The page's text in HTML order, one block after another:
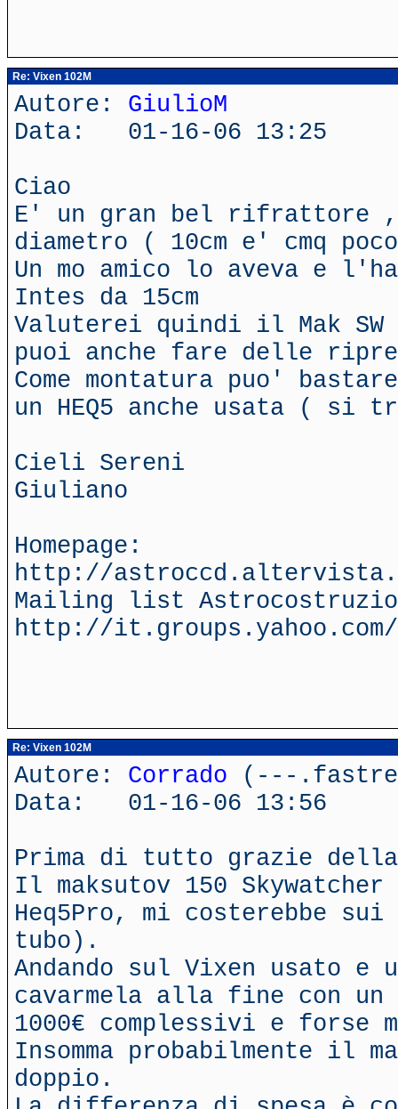
Re: Vixen 102M
Autore: GiulioM
Data: 01-16-06 13:25
Ciao
E' un gran bel rifrattore
diametro ( 10cm e' cmq
Un mo amico lo aveva e
Intes da 15cm
Valuterei quindi il Mak
puoi anche fare delle
Come montatura puo'
un HEQ5 anche usata ( si
Cieli Sereni
Giuliano
Homepage:
http://
Mailing list
http://
Re: Vixen 102M
Autore: Corrado (---
Data: 01-16-06 13:56
Prima di tutto grazie
Il maksutov 150
Heq5Pro, mi costerebbe
tubo).
Andando sul Vixen usato e
cavarmela alla fine con un
1000€ complessivi e forse
Insomma probabilmente il
doppio.